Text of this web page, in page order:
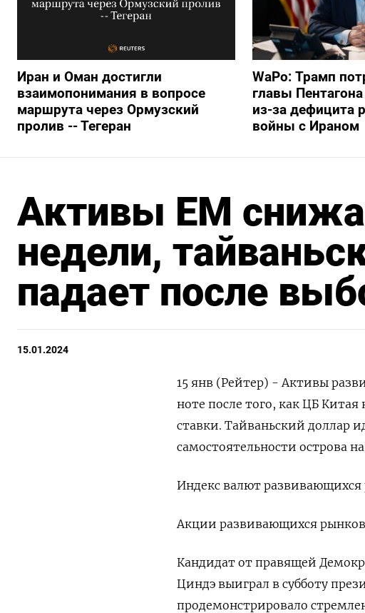
Иран и Оман достигли
взаимопонимания в вопросе
маршрута через Ормузский
пролив -- Тегеран
WaPo: Трамп
главы
из-за дефицита
войны с Ираном
Активы ЕМ
недели,
падает после
15.01.2024
15 янв (Рейтер) - Активы
ноте после того, как ЦБ
ставки. Тайваньский доллар
самостоятельности острова
Индекс валют развивающихся
Акции развивающихся рынков
Кандидат от правящей
Циндэ выиграл в субботу
продемонстрировало